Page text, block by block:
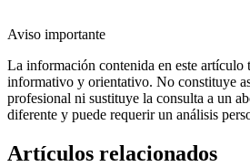
Aviso importante
La información contenida en este artículo
informativo y orientativo. No constituye
profesional ni sustituye la consulta a un
diferente y puede requerir un análisis
Artículos relacionados